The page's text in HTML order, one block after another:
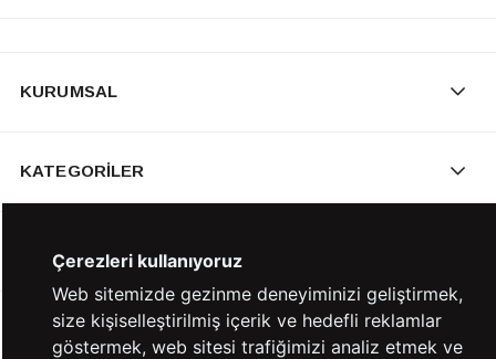
KURUMSAL
KATEGORİLER
YARDIM
BİZE ULAŞIN
Çerezleri kullanıyoruz
Web sitemizde gezinme deneyiminizi geliştirmek,
size kişiselleştirilmiş içerik ve hedefli reklamlar
göstermek, web sitesi trafiğimizi analiz etmek ve